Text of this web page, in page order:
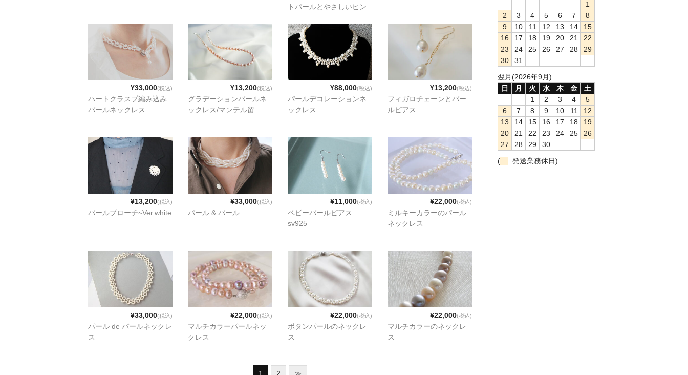
トパールとやさしいピン
¥33,000(税込)
ハートクラスプ編み込み
パールネックレス
¥13,200(税込)
グラデーションパールネ
ックレス/マンテル留
¥88,000(税込)
パールデコレーションネ
ックレス
¥13,200(税込)
フィガロチェーンとパー
ルピアス
¥13,200(税込)
パールブローチ~Ver.white
¥33,000(税込)
パール & パール
¥11,000(税込)
ベビーパールピアス
sv925
¥22,000(税込)
ミルキーカラーのパール
ネックレス
¥33,000(税込)
パール de パールネックレ
ス
¥22,000(税込)
マルチカラーパールネッ
クレス
¥22,000(税込)
ボタンパールのネックレ
ス
¥22,000(税込)
マルチカラーのネックレ
ス
1 2 ≫
1
2
3 4 5 6 7
8
9
10 11 12 13 14
15
16
17 18 19 20 21
22
23
24 25 26 27 28
29
30
31
翌月(2026年9月)
日
月 火 水 木 金
土
1
2 3 4
5
6
7 8 9 10 11
12
13
14 15 16 17 18
19
20
21 22 23 24 25
26
27
28 29
30
(
発送業務休日)